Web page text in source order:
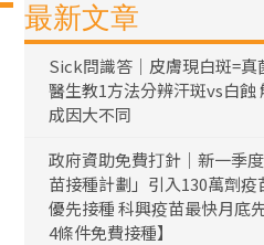
最新文章
Sick問識答｜皮膚現白斑=真
醫生教1方法分辨汗斑vs白蝕
成因大不同
政府資助免費打針｜新一季
苗接種計劃」引入130萬劑疫
優先接種 科興疫苗最快月底
4條件免費接種】